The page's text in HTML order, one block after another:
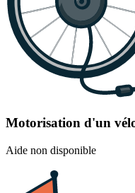
Motorisation d'un
Aide non disponible